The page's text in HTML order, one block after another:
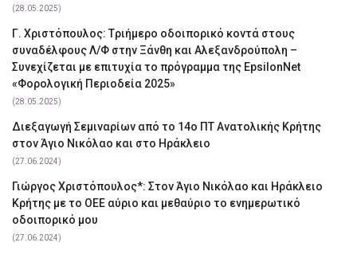
(28.05.2025)
Γ. Χριστόπουλος: Tριήμερο οδοιπορικό κοντά στους
συναδέλφους Λ/Φ στην Ξάνθη και Αλεξανδρούπολη –
Συνεχίζεται με επιτυχία το πρόγραμμα της EpsilonNet
«Φορολογική Περιοδεία 2025»
(28.05.2025)
Διεξαγωγή Σεμιναρίων από το 14ο ΠΤ Ανατολικής Κρήτης
στον Άγιο Νικόλαο και στο Ηράκλειο
(27.06.2024)
Γιώργος Χριστόπουλος*: Στον Άγιο Νικόλαο και Ηράκλειο
Κρήτης με το ΟΕΕ αύριο και μεθαύριο το ενημερωτικό
οδοιπορικό μου
(27.06.2024)